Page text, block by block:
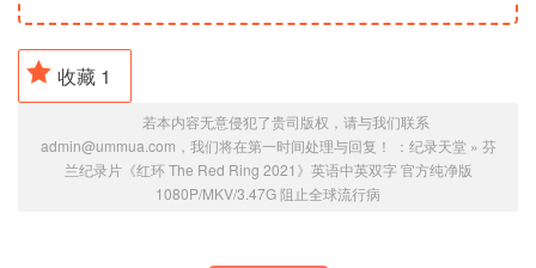
收藏 1
若本内容无意侵犯了贵司版权，请与我们联系
admin@ummua.com，我们将在第一时间处理与回复！ ： 纪录天堂» 芬
兰纪录片《红环 The Red Ring 2021》英语中英双字 官方纯净版
1080P/MKV/3.47G 阻止全球流行病